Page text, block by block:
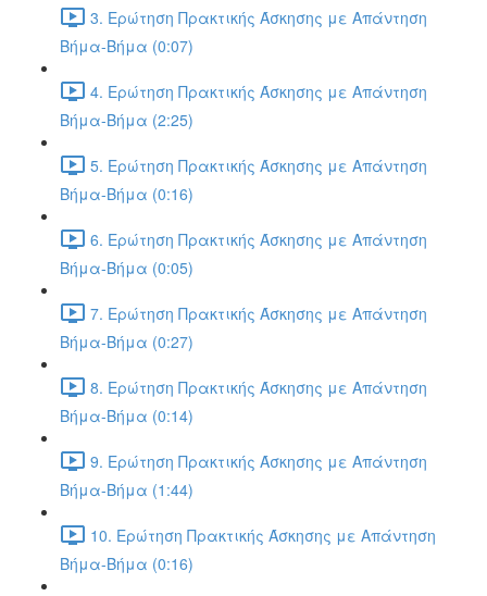
3. Ερώτηση Πρακτικής Άσκησης με Απάντηση
Βήμα-Βήμα (0:07)
4. Ερώτηση Πρακτικής Άσκησης με Απάντηση
Βήμα-Βήμα (2:25)
5. Ερώτηση Πρακτικής Άσκησης με Απάντηση
Βήμα-Βήμα (0:16)
6. Ερώτηση Πρακτικής Άσκησης με Απάντηση
Βήμα-Βήμα (0:05)
7. Ερώτηση Πρακτικής Άσκησης με Απάντηση
Βήμα-Βήμα (0:27)
8. Ερώτηση Πρακτικής Άσκησης με Απάντηση
Βήμα-Βήμα (0:14)
9. Ερώτηση Πρακτικής Άσκησης με Απάντηση
Βήμα-Βήμα (1:44)
10. Ερώτηση Πρακτικής Άσκησης με Απάντηση
Βήμα-Βήμα (0:16)